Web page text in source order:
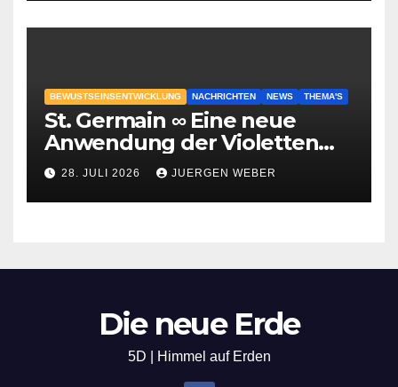
BEWUSTSEINSENTWICKLUNG NACHRICHTEN NEWS THEMA'S
St. Germain ∞ Eine neue
Anwendung der Violetten
Flamme
28. JULI 2026 JUERGEN WEBER
Die neue Erde
5D | Himmel auf Erden